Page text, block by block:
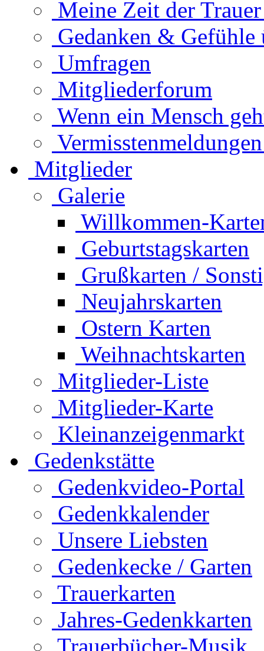
Meine Zeit der
Gedanken & Gefühle
Umfragen
Mitgliederforum
Wenn ein Mensch
Mitglieder
Galerie
Willkommen-
Geburtstagskarten
Grußkarten /
Neujahrskarten
Ostern Karten
Weihnachtskarten
Mitglieder-Liste
Mitglieder-Karte
Kleinanzeigenmarkt
Gedenkstätte
Gedenkvideo-Portal
Gedenkkalender
Unsere Liebsten
Gedenkecke / Garten
Trauerkarten
Jahres-Gedenkkarten
Trauerbücher-Musik